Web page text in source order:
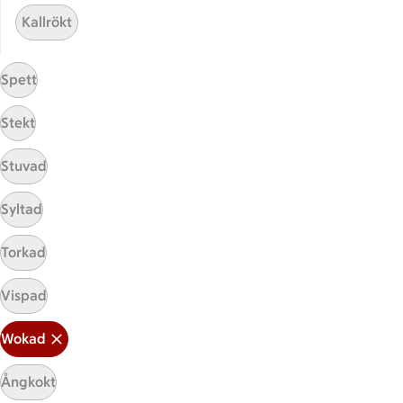
ICA Gruppen
ICA Nära
ICA Supermarket
ICA Kvantum
ICA Maxi
Utvalda leverantörer
Annonsera
Jobba på ICA
Hållbarhet
ICA Stiftelsen
En god morgondag
Kundservice
Reklamera
Återkallelser
Kallrökt
Spett
Stekt
Stuvad
Syltad
Torkad
Vispad
Wokad
Ångkokt